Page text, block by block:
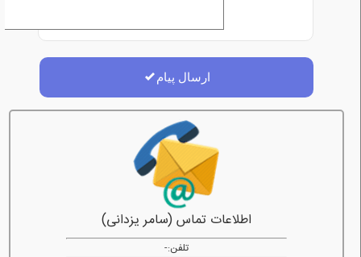
ارسال پیام
اطلاعات تماس (سامر یزدانی)
تلفن:-